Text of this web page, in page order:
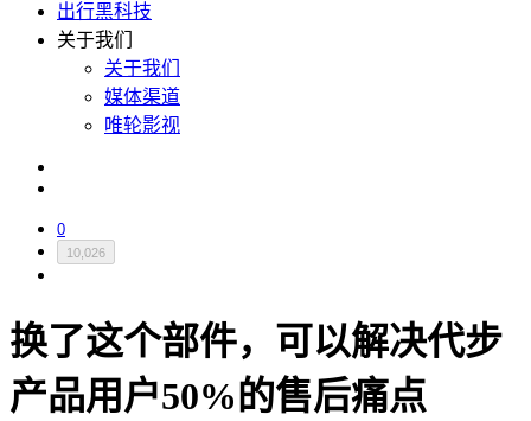
出行黑科技
关于我们
关于我们
媒体渠道
唯轮影视
0
10,026
换了这个部件，可以解决代步
产品用户50%的售后痛点